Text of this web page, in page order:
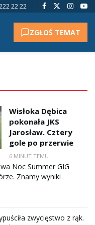
22 22
ZGŁOŚ TEMAT
Wisłoka Dębica
pokonała JKS
Jarosław. Cztery
gole po przerwie
6 MINUT TEMU
Noc Summer GIG
Znamy wyniki
zwycięstwo z rąk.